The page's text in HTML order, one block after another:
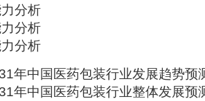
分析
分析
分析
年中国医药包装行业发展趋势预
年中国医药包装行业整体发展预